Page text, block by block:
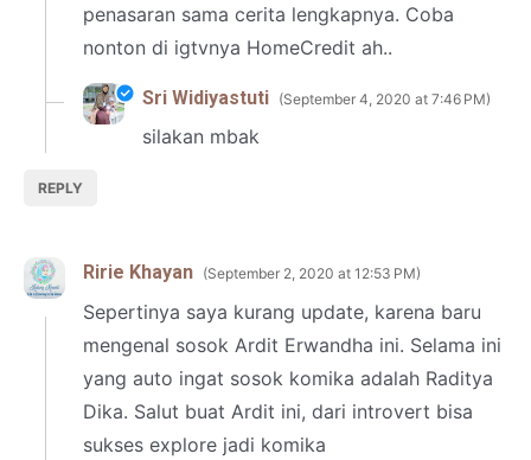
penasaran sama cerita lengkapnya. Coba
nonton di igtvnya HomeCredit ah..
REPLY
Sri Widiyastuti September 4, 2020 at 7:46 PM
silakan mbak
Ririe Khayan September 2, 2020 at 12:53 PM
Sepertinya saya kurang update, karena baru
mengenal sosok Ardit Erwandha ini. Selama ini
yang auto ingat sosok komika adalah Raditya
Dika. Salut buat Ardit ini, dari introvert bisa
sukses explore jadi komika